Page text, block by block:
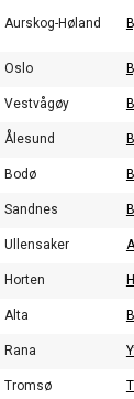
Aurskog-Høland
Oslo
Vestvågøy
Ålesund
Bodø
Sandnes
Ullensaker
Horten
Alta
Rana
Tromsø